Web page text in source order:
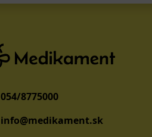
054/8775000
info@medikament.sk